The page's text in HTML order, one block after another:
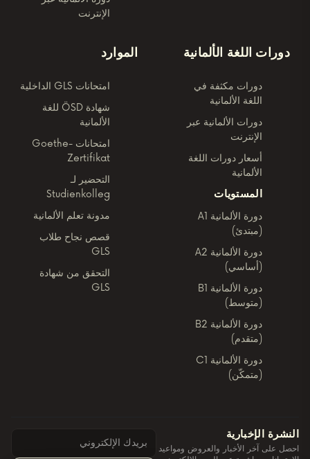
الإنترنت
دورات اللغة الألمانية
دورات مكثفة في
اللغة الألمانية
دورات الألمانية عبر
الإنترنت
أسعار دورات اللغة
الألمانية
المستويات
دورة الألمانية A1
(مبتدئ)
دورة الألمانية A2
(أساسي)
دورة الألمانية B1
(متوسط)
دورة الألمانية B2
(متقدم)
دورة الألمانية C1
(متمكّن)
الموارد
امتحانات GLS الداخلية
شهادة ÖSD للغة
الألمانية
امتحانات Goethe-
Zertifikat
التحضير لـ
Studienkolleg
مدونة تعلم الألمانية
قصص نجاح طلاب
GLS
التحقق من شهادة
GLS
النشرة الإخبارية
احصل على آخر الأخبار والعروض ومواعيد